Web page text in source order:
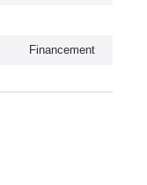
Financement